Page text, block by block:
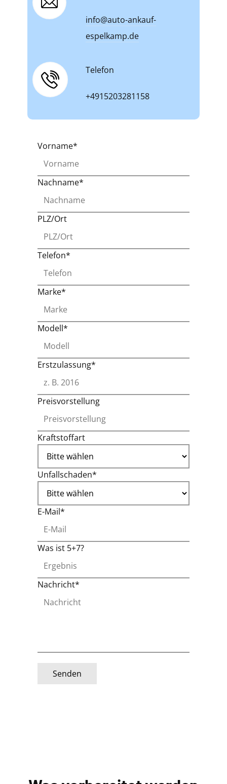
info@auto-ankauf-
espelkamp.de
Telefon
+4915203281158
Vorname*
Nachname*
PLZ/Ort
Telefon*
Marke*
Modell*
Erstzulassung*
Preisvorstellung
Kraftstoffart
Unfallschaden*
E-Mail*
Was ist 5+7?
Nachricht*